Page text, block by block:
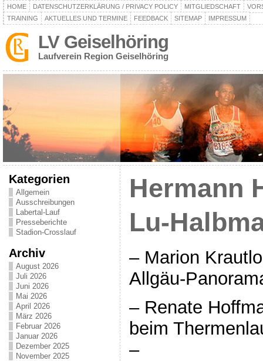
HOME DATENSCHUTZERKLÄRUNG / PRIVACY POLICY MITGLIEDSCHAFT
TRAINING
AKTUELLES UND TERMINE FEEDBACK SITEMAP IMPRESSUM
LV Geiselhöring
Laufverein Region Geiselhöring
Kategorien
Allgemein
Ausschreibungen
Labertal-Lauf
Presseberichte
Stadion-Crosslauf
Archiv
August 2026
Juli 2026
Juni 2026
Mai 2026
April 2026
März 2026
Februar 2026
Januar 2026
Dezember 2025
November 2025
Hermann
Lu-
– Marion
Allgäu-
– Renate
beim
–